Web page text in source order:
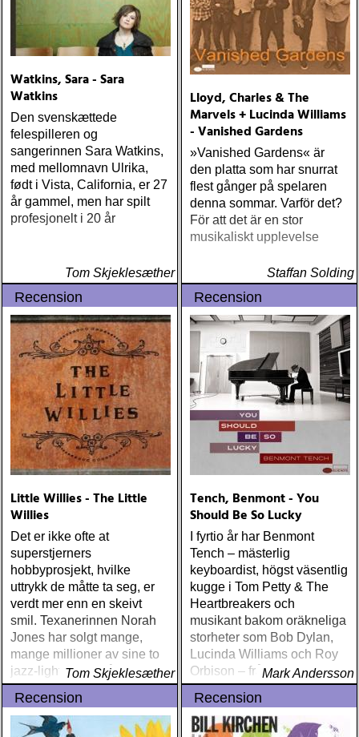
Watkins, Sara - Sara
Watkins
Den svenskættede
felespilleren og
sangerinnen Sara Watkins,
med mellomnavn Ulrika,
født i Vista, California, er 27
år gammel, men har spilt
profesjonelt i 20 år
Tom Skjeklesæther
Lloyd, Charles & The
Marvels + Lucinda Williams
- Vanished Gardens
»Vanished Gardens« är
den platta som har snurrat
flest gånger på spelaren
denna sommar. Varför det?
För att det är en stor
musikaliskt upplevelse
Staffan Solding
Recension
Little Willies - The Little
Willies
Det er ikke ofte at
superstjerners
hobbyprosjekt, hvilke
uttrykk de måtte ta seg, er
verdt mer enn en skeivt
smil. Texanerinnen Norah
Jones har solgt mange,
mange millioner av sine to
jazz-light plater på den
velrennomerte jazz-
etiketten Blue Note
Tom Skjeklesæther
Recension
Tench, Benmont - You
Should Be So Lucky
I fyrtio år har Benmont
Tench – mästerlig
keyboardist, högst väsentlig
kugge i Tom Petty & The
Heartbreakers och
musikant bakom oräkneliga
storheter som Bob Dylan,
Lucinda Williams och Roy
Orbison – från sidlinjen satt
lika diskret som tung prägel
på den amerikanska
rockhistorien
Mark Andersson
Recension Recension